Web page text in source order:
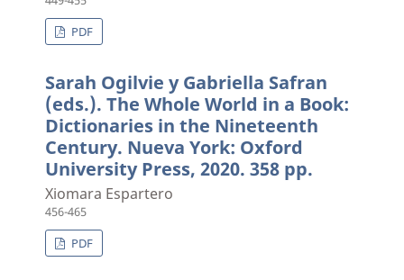
PDF
Sarah Ogilvie y Gabriella Safran
(eds.). The Whole World in a Book:
Dictionaries in the Nineteenth
Century. Nueva York: Oxford
University Press, 2020. 358 pp.
Xiomara Espartero
456-465
PDF